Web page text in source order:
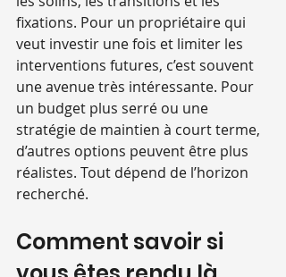
fixations. Pour un propriétaire qui
veut investir une fois et limiter les
interventions futures, c’est souvent
une avenue très intéressante. Pour
un budget plus serré ou une
stratégie de maintien à court terme,
d’autres options peuvent être plus
réalistes. Tout dépend de l’horizon
recherché.
Comment savoir si